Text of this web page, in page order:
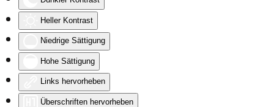
Heller Kontrast
Niedrige Sättigung
Hohe Sättigung
Links hervorheben
Überschriften hervorheben